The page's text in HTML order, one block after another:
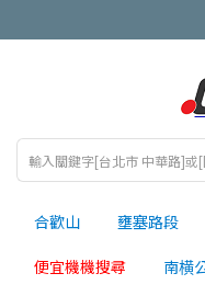
合歡山 壅塞路段
便宜機機搜尋 南横